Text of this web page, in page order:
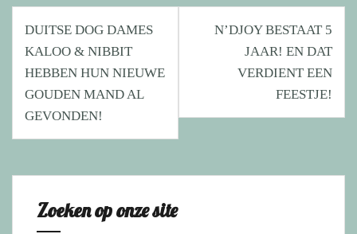
Bericht
navigatie
DUITSE DOG DAMES
KALOO & NIBBIT
HEBBEN HUN NIEUWE
GOUDEN MAND AL
GEVONDEN!
N’DJOY BESTAAT 5
JAAR! EN DAT
VERDIENT EEN
FEESTJE!
Zoeken op onze site